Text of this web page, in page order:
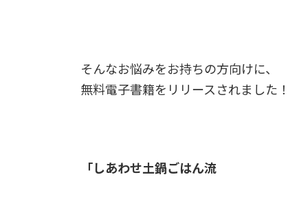
そんなお悩みをお持ちの方向けに、
無料電子書籍をリリースされました！
「しあわせ土鍋ごはん流